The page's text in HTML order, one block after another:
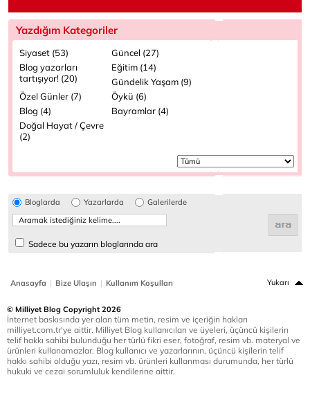
Yazdığım Kategoriler
Siyaset (53)
Güncel (27)
Blog yazarları
tartışıyor! (20)
Eğitim (14)
Gündelik Yaşam (9)
Özel Günler (7)
Öykü (6)
Blog (4)
Bayramlar (4)
Doğal Hayat / Çevre
(2)
Bloglarda Yazarlarda Galerilerde
Sadece bu yazarın bloglarında ara
Anasayfa | Bize Ulaşın | Kullanım Koşulları Yukarı
© Milliyet Blog Copyright 2026
İnternet baskısında yer alan tüm metin, resim ve içeriğin hakları
milliyet.com.tr'ye aittir. Milliyet Blog kullanıcıları ve üyeleri, üçüncü kişilerin
telif hakkı sahibi bulunduğu her türlü fikri eser, fotoğraf, resim vb. materyal ve
ürünleri kullanamazlar. Blog kullanıcı ve yazarlarının, üçüncü kişilerin telif
hakkı sahibi olduğu yazı, resim vb. ürünleri kullanması durumunda, her türlü
hukuki ve cezai sorumluluk kendilerine aittir.